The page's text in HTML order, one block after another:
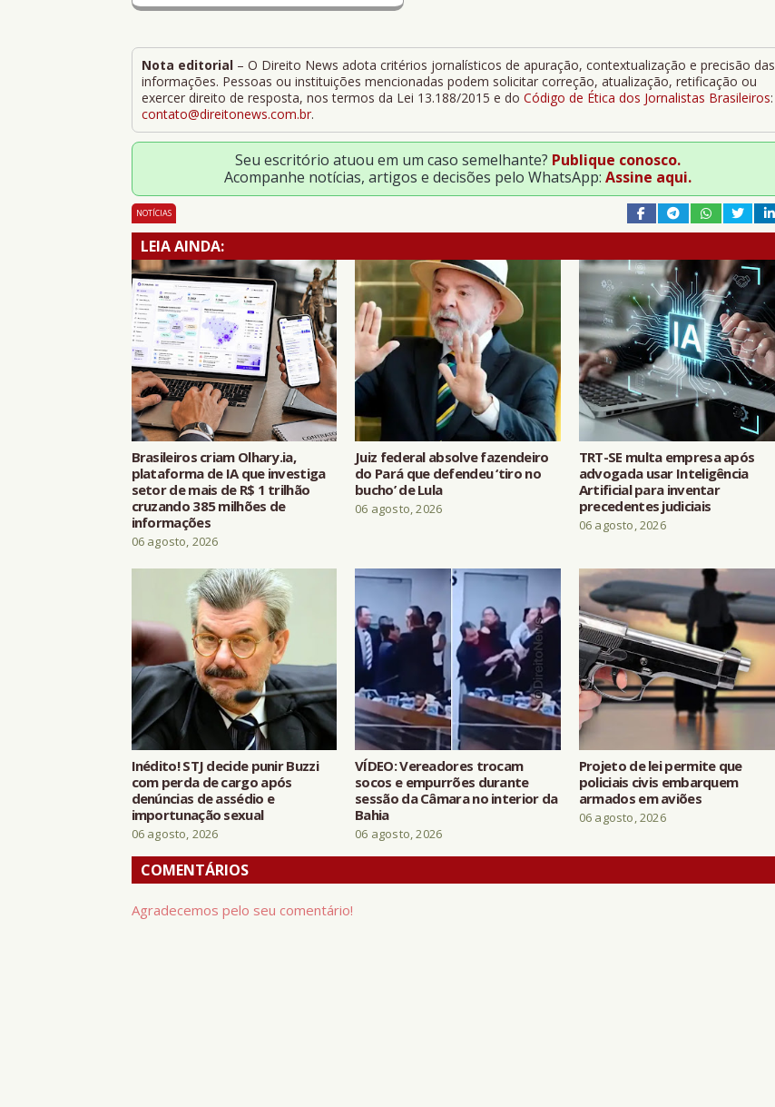
Nota editorial– O Direito News adota critérios jornalísticos de apuração, contextualização e precisão das
informações. Pessoas ou instituições mencionadas podem solicitar correção, atualização, retificação ou
exercer direito de resposta, nos termos da Lei 13.188/2015 e do Código de Ética dos Jornalistas Brasileiros:
contato@direitonews.com.br.
Seu escritório atuou em um caso semelhante? Publique conosco.
Acompanhe notícias, artigos e decisões pelo WhatsApp: Assine aqui.
NOTÍCIAS
LEIA AINDA:
Brasileiros criam Olhary.ia,
plataforma de IA que investiga
setor de mais de R$ 1 trilhão
cruzando 385 milhões de
informações
06 agosto, 2026
Juiz federal absolve fazendeiro
do Pará que defendeu ‘tiro no
bucho’ de Lula
06 agosto, 2026
TRT-SE multa empresa após
advogada usar Inteligência
Artificial para inventar
precedentes judiciais
06 agosto, 2026
Inédito! STJ decide punir Buzzi
com perda de cargo após
denúncias de assédio e
importunação sexual
06 agosto, 2026
VÍDEO: Vereadores trocam
socos e empurrões durante
sessão da Câmara no interior da
Bahia
06 agosto, 2026
Projeto de lei permite que
policiais civis embarquem
armados em aviões
06 agosto, 2026
COMENTÁRIOS
Agradecemos pelo seu comentário!